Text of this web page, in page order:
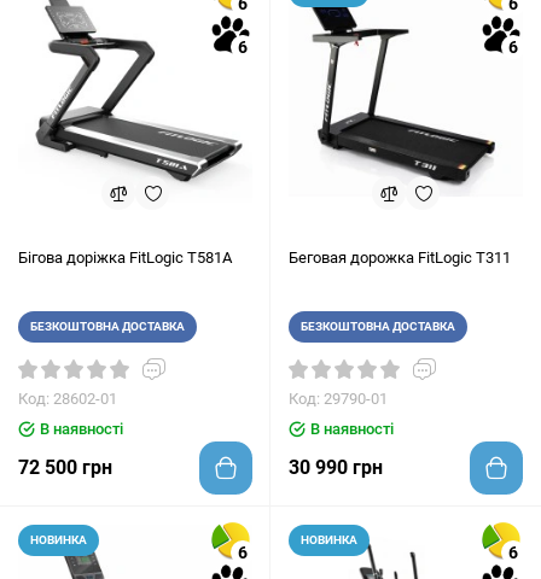
6
Бігова доріжка FitLogic T581A
БЕЗКОШТОВНА ДОСТАВКА
Код: 28602-01
В наявності
72 500 грн
6
Беговая дорожка FitLogic T311
БЕЗКОШТОВНА ДОСТАВКА
Код: 29790-01
В наявності
30 990 грн
6
НОВИНКА
6
НОВИНКА